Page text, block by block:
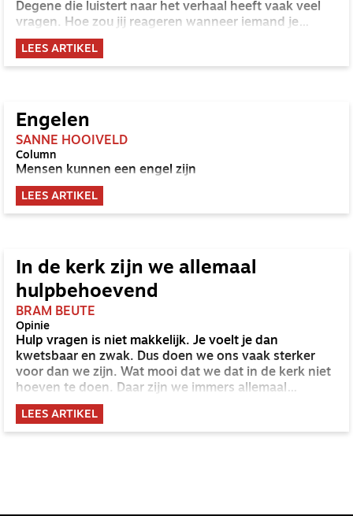
Degene die luistert naar het verhaal heeft vaak veel
vragen. Hoe zou jij reageren wanneer iemand je
vertelt misbruikt te zijn door iemand anders in de
gemeente?
LEES ARTIKEL
Engelen
SANNE HOOIVELD
Column
Mensen kunnen een engel zijn
LEES ARTIKEL
In de kerk zijn we allemaal
hulpbehoevend
BRAM BEUTE
Opinie
Hulp vragen is niet makkelijk. Je voelt je dan
kwetsbaar en zwak. Dus doen we ons vaak sterker
voor dan we zijn. Wat mooi dat we dat in de kerk niet
hoeven te doen. Daar zijn we immers allemaal
hulpbehoevend: we moeten allemaal gered worden.
LEES ARTIKEL